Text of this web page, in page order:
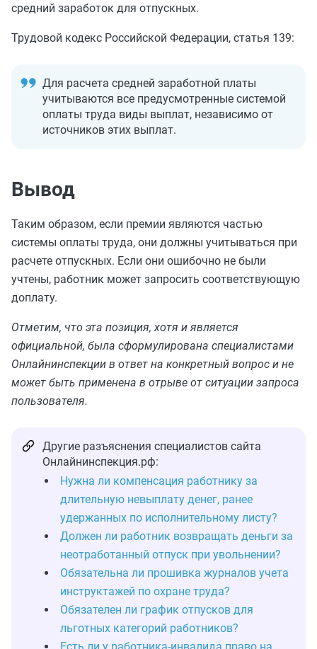
средний заработок для отпускных.
Трудовой кодекс Российской Федерации, статья 139:
Для расчета средней заработной платы
учитываются все предусмотренные системой
оплаты труда виды выплат, независимо от
источников этих выплат.
Вывод
Таким образом, если премии являются частью
системы оплаты труда, они должны учитываться при
расчете отпускных. Если они ошибочно не были
учтены, работник может запросить соответствующую
доплату.
Отметим, что эта позиция, хотя и является
официальной, была сформулирована специалистами
Онлайнинспекции в ответ на конкретный вопрос и не
может быть применена в отрыве от ситуации запроса
пользователя.
Другие разъяснения специалистов сайта
Онлайнинспекция.рф:
Нужна ли компенсация работнику за
длительную невыплату денег, ранее
удержанных по исполнительному листу?
Должен ли работник возвращать деньги за
неотработанный отпуск при увольнении?
Обязательна ли прошивка журналов учета
инструктажей по охране труда?
Обязателен ли график отпусков для
льготных категорий работников?